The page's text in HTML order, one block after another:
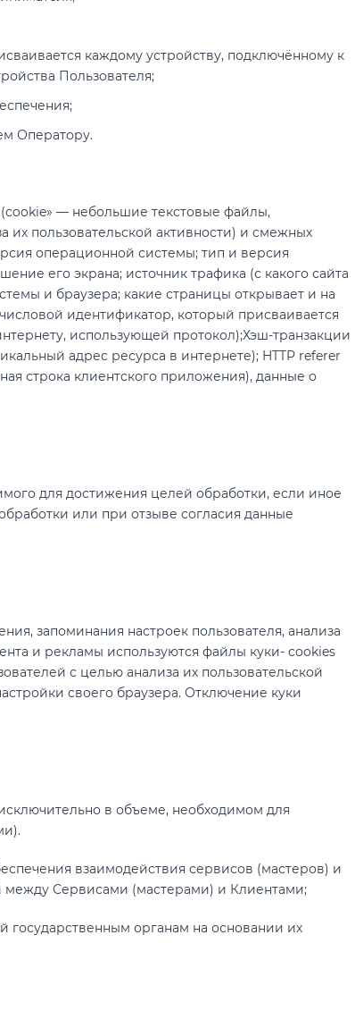
каждому устройству, подключённому к
Пользователя;
Оператору.
— небольшие текстовые файлы,
пользовательской активности) и смежных
операционной системы; тип и версия
его экрана; источник трафика (с какого сайта
и браузера; какие страницы открывает и на
идентификатор, который присваивается
использующей протокол);Хэш-транзакции
адрес ресурса в интернете); HTTP referer
строка клиентского приложения), данные о
для достижения целей обработки, если иное
или при отзыве согласия данные
запоминания настроек пользователя, анализа
и рекламы используются файлы куки- cookies
с целью анализа их пользовательской
своего браузера. Отключение куки
в объеме, необходимом для
взаимодействия сервисов (мастеров) и
между Сервисами (мастерами) и Клиентами;
органам на основании их